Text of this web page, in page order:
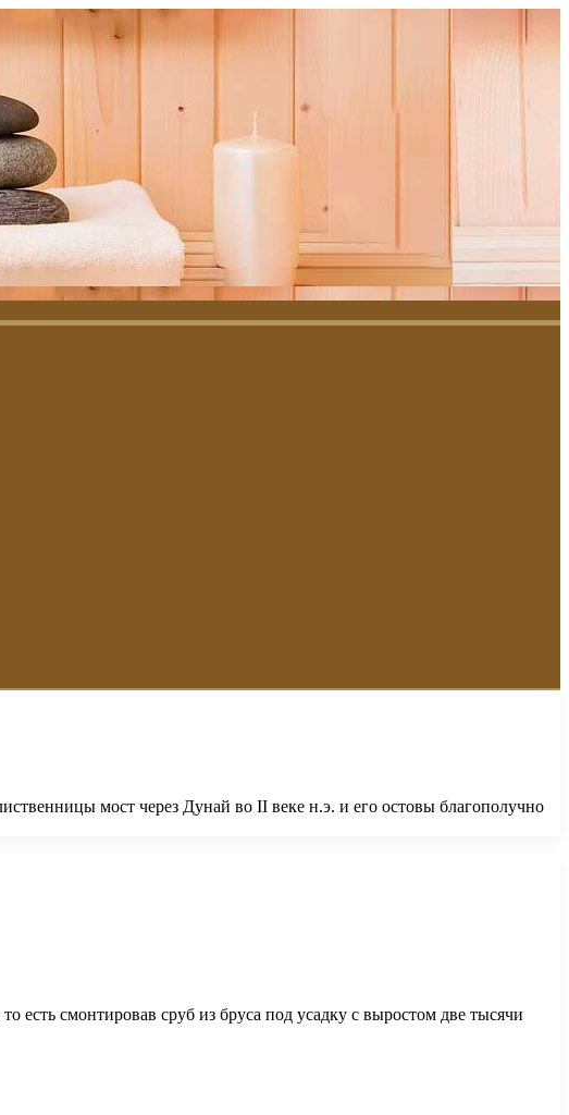
мост через Дунай во II веке н.э. и его остовы благополучно
есть смонтировав сруб из бруса под усадку с выростом две тысячи